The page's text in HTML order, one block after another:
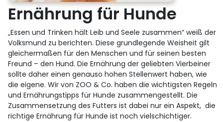
Ernährung für Hunde
„Essen und Trinken hält Leib und Seele zusammen“ weiß der
Volksmund zu berichten. Diese grundlegende Weisheit gilt
gleichermaßen für den Menschen und für seinen besten
Freund – den Hund. Die Ernährung der geliebten Vierbeiner
sollte daher einen genauso hohen Stellenwert haben, wie
die eigene. Wir von ZOO & Co. haben die wichtigsten Regeln
und Ernährungstipps für Hunde zusammengestellt. Die
Zusammensetzung des Futters ist dabei nur ein Aspekt, die
richtige Ernährung für Hunde ist noch vielschichtiger.